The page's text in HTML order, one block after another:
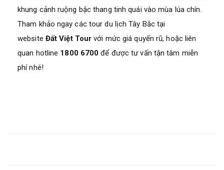
khung cảnh ruộng bậc thang tinh quái vào mùa lúa chín.
Tham khảo ngay các tour du lịch Tây Bắc tại
website Đất Việt Tour với mức giá quyến rũ, hoặc liên
quan hotline 1800 6700 để được tư vấn tận tâm miễn
phí nhé!